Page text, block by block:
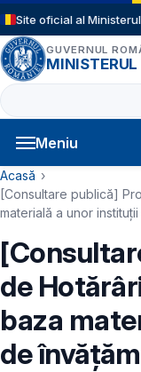
Sari la conținutul
Site oficial al
GUVERNUL
MINISTERUL
Caută
Meniu
Navigație
Cale de
Acasă
[Consultare publică]
materială a unor
de
baza
de